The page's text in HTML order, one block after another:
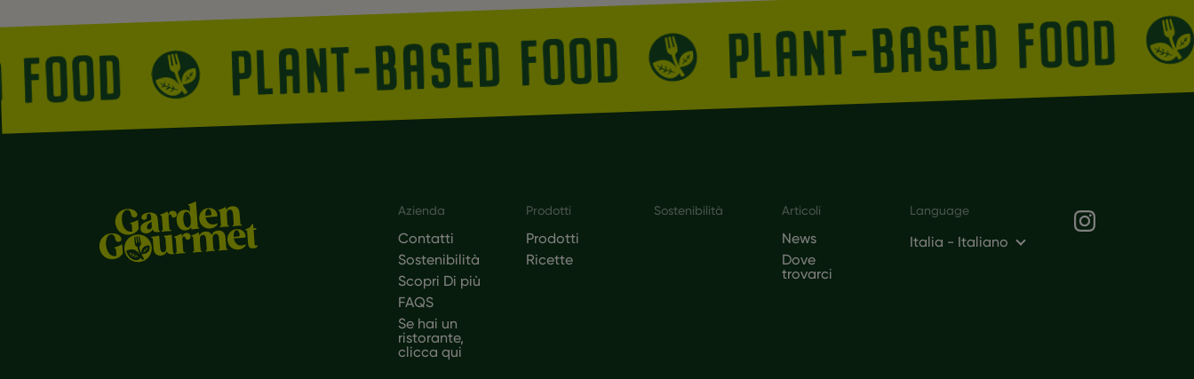
PLANT-BASED FOOD PLANT-BASED FOOD
Footer
Azienda
Contatti
Sostenibilità
Scopri Di più
FAQS
Se hai un
ristorante,
clicca qui
Prodotti
Prodotti
Ricette
Sostenibilità Articoli
News
Dove
trovarci
Language
Italia - Italiano
Social networks